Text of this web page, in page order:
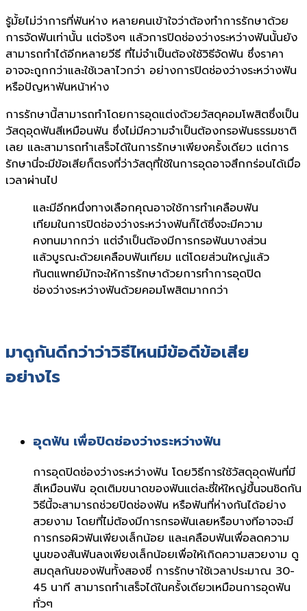
รู้มั้ยไม่ว่าการที่ฟันห่าง หลายคนเข้าใจว่าต้องทำการรักษาด้วย
การจัดฟันเท่านั้น แต่จริงๆ แล้วการปิดช่องว่างระหว่างฟันนั้นยัง
สามารถทำได้อีกหลายวีธี ที่ไม่จำเป็นต้องใช้วิธีจัดฟัน ซึ่งราคา
อาจจะถูกกว่าและใช้เวลาไวกว่า อย่างการปิดช่องว่างระหว่างฟัน
หรือปัญหาฟันหน้าห่าง
การรักษานี้สามารถทำโดยการอุดแต่งด้วยวัสดุคอมโพสิตซึ่งเป็น
วัสดุอุดฟันสีเหมือนฟัน ซึ่งไม่มีความจำเป็นต้องกรอฟันธรรมชาติ
เลย และสามารถทำเสร็จได้ในการรักษาเพียงครั้งเดียว แต่การ
รักษานี่จะมีข้อเสียก็ตรงที่ว่าวัสดุที่ใช้ในการอุดอาจสึกกร่อนได้เมื่อ
เวลาผ่านไป
และมีอีกหนึ่งทางเลือกคุณอาจใช้การทำเคลือบฟัน
เทียมในการปิดช่องว่างระหว่างฟันก็ได้ซึ่งจะมีความ
คงทนมากกว่า แต่จำเป็นต้องมีการกรอฟันบางส่วน
แล้วบูรณะด้วยเคลือบฟันเทียม แต่โดยส่วนใหญ่แล้ว
ทันตแพทย์มักจะให้การรักษาด้วยการทำการอุดปิด
ช่องว่างระหว่างฟันด้วยคอมโพสิตมากกว่า
มาดูกันดีกว่าว่าวิธีไหนมีข้อดีข้อเสีย
อย่างไร
อุดฟัน เพื่อปิดช่องว่างระหว่างฟัน
การอุดปิดช่องว่างระหว่างฟัน โดยวิธีการใช้วัสดุอุดฟันที่มี
สีเหมือนฟัน อุดเติมขนาดของฟันแต่ละซี่ให้ใหญ่ขึ้นจนชิดกัน
วิธีนี้จะสามารถช่วยปิดช่องฟัน หรือฟันที่ห่างกันได้อย่าง
สวยงาม โดยที่ไม่ต้องมีการกรอฟันเลยหรือบางทีอาจจะมี
การกรอผิวฟันเพียงเล็กน้อย และเคลือบฟันเพื่อลดความ
นูนของสันฟันลงเพียงเล็กน้อยเพื่อให้เกิดความสวยงาม ดู
สมดุลกันของฟันทั้งสองซี่ การรักษาใช้เวลาประมาณ 30-
45 นาที สามารถทำเสร็จได้ในครั้งเดียวเหมือนการอุดฟัน
ทั่วๆ